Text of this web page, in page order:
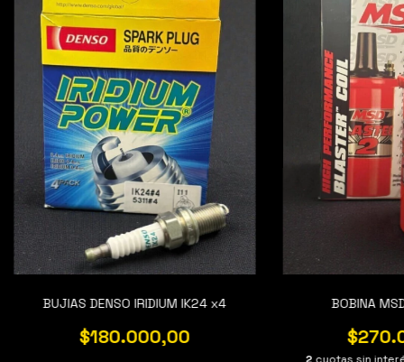
BUJIAS DENSO IRIDIUM IK24 x4
$180.000,00
BOBINA
2 cuotas sin